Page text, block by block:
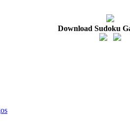
Download Sudoku